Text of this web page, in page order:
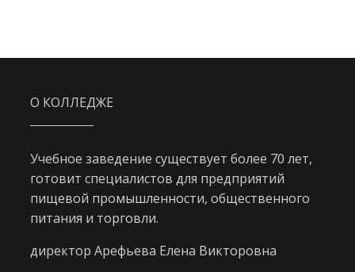
О КОЛЛЕДЖЕ
Учебное заведение существует более 70 лет,
готовит специалистов для предприятий
пищевой промышленности, общественного
питания и торговли.
директор Арефьева Елена Викторовна